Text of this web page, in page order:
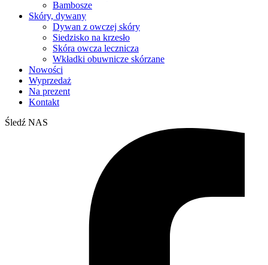
Bambosze
Skóry, dywany
Dywan z owczej skóry
Siedzisko na krzesło
Skóra owcza lecznicza
Wkładki obuwnicze skórzane
Nowości
Wyprzedaż
Na prezent
Kontakt
Śledź NAS